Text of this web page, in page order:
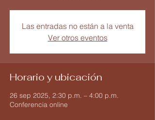
Las entradas no están a la venta
Ver otros eventos
Horario y ubicación
26 sep 2025, 2:30 p.m. – 4:00 p.m.
Conferencia online